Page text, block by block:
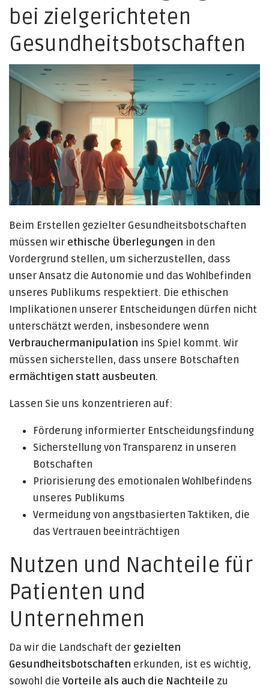
bei zielgerichteten
Gesundheitsbotschaften
Beim Erstellen gezielter Gesundheitsbotschaften
müssen wir ethische Überlegungen in den
Vordergrund stellen, um sicherzustellen, dass
unser Ansatz die Autonomie und das Wohlbefinden
unseres Publikums respektiert. Die ethischen
Implikationen unserer Entscheidungen dürfen nicht
unterschätzt werden, insbesondere wenn
Verbrauchermanipulation ins Spiel kommt. Wir
müssen sicherstellen, dass unsere Botschaften
ermächtigen statt ausbeuten.
Lassen Sie uns konzentrieren auf:
Förderung informierter Entscheidungsfindung
Sicherstellung von Transparenz in unseren
Botschaften
Priorisierung des emotionalen Wohlbefindens
unseres Publikums
Vermeidung von angstbasierten Taktiken, die
das Vertrauen beeinträchtigen
Nutzen und Nachteile für
Patienten und
Unternehmen
Da wir die Landschaft der gezielten
Gesundheitsbotschaften erkunden, ist es wichtig,
sowohl die Vorteile als auch die Nachteile zu